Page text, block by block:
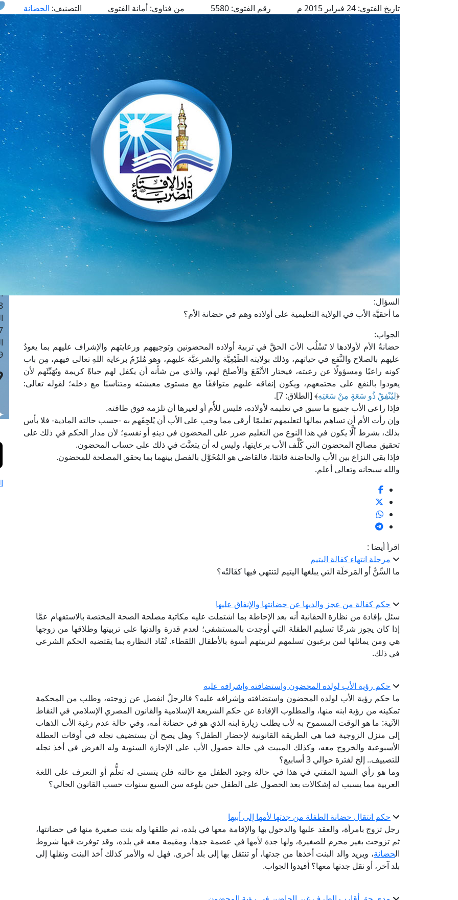
تاريخ الفتوى: رقم الفتوى: من فتاوى: أمانة الفتوى التصنيف: الحضانة
السؤال:
ما أحقيَّة الأب في الولاية التعليمية على أولاده وهم في حضانة الأم؟
الجواب:
حضانةُ الأم لأولادها لا تَسْلُب الأبَ الحقَّ في تربية أولاده المحضونين وتوجيههم ورعايتهم والإشراف عليهم بما يعودُ
عليهم بالصلاح والنَّفع في حياتهم، وذلك بولايته الطَبْعِيَّة والشرعيَّة عليهم، وهو مُلزَمٌ برعاية اللهِ تعالى فيهم، مِن باب
كونه راعيًا ومسؤولًا عن رعيته، فيختار الأنْفَعَ والأصلحَ لهم، والذي من شأنه أن يكفل لهم حياةً كريمة ويُهَيِّئَهم لأن
يعودوا بالنفع على مجتمعهم، ويكون إنفاقه عليهم متوافقًا مع مستوى معيشته ومتناسبًا مع دخله؛ لقوله تعالى:
﴿لِيُنْفِقْ ذُو سَعَةٍ مِنْ سَعَتِهِ﴾ [الطلاق: 7].
فإذا راعى الأب جميع ما سبق في تعليمه لأولاده، فليس للأُم أو لغيرها أن تلزمه فوق طاقته.
وإن رأت الأم أن تساهم بمالها لتعليمهم تعليمًا أرقى مما وجب على الأب أن يُلحِقَهم به -حسب حالته المادية- فلا بأس
بذلك، بشرط ألَّا يكون في هذا النوع من التعليم ضرر على المحضون في دينهِ أو نفسهِ؛ لأن مدار الحكم في ذلك على
تحقيق مصالح المحضون التي كُلِّف الأب برعايتها، وليس له أن يتعنَّتَ في ذلك على حساب المحضون.
فإذا بقي النزاع بين الأب والحاضنة قائمًا، فالقاضي هو المُخَوَّل بالفصل بينهما بما يحقق المصلحة للمحضون.
والله سبحانه وتعالى أعلم.
اقرأ أيضا :
مرحلة انتهاء كفالة اليتيم
ما السِّنُّ أو المَرحَلَة التي يبلغها اليتيم لتنتهي فيها كفَالتُه؟
حكم كفالة من عجز والديها عن حضانتها والإنفاق عليها
سئل بإفادة من نظارة الحقانية أنه بعد الإحاطة بما اشتملت عليه مكاتبة مصلحة الصحة المختصة بالاستفهام عمَّا
إذا كان يجوز شرعًا تسليم الطفلة التي أوجدت بالمستشفى؛ لعدم قدرة والدتها على تربيتها وطلاقها من زوجها
هي ومن يماثلها لمن يرغبون تسلمهم لتربيتهم أسوة بالأطفال اللقطاء. تُفَاد النظارة بما يقتضيه الحكم الشرعي
في ذلك.
حكم رؤية الأب لولده المحضون واستضافته وإشرافه عليه
ما حكم رؤية الأب لولده المحضون واستضافته وإشرافه عليه؟ فالرجلٌ انفصل عن زوجته، وطلب من المحكمة
تمكينه من رؤية ابنه منها، والمطلوب الإفادة عن حكم الشريعة الإسلامية والقانون المصري الإسلامي في النقاط
الآتية: ما هو الوقت المسموح به لأب يطلب زيارة ابنه الذي هو في حضانة أمه، وفي حالة عدم رغبة الأب الذهاب
إلى منزل الزوجية فما هي الطريقة القانونية لإحضار الطفل؟ وهل يصح أن يستضيف نجله في أوقات العطلة
الأسبوعية والخروج معه، وكذلك المبيت في حالة حصول الأب على الإجازة السنوية وله الغرض في أخذ نجله
للتصييف.. إلخ لفترة حوالي 3 أسابيع؟
وما هو رأي السيد المفتي في هذا في حالة وجود الطفل مع خالته فلن يتسنى له تعلُّم أو التعرف على اللغة
العربية مما يسبب له إشكالات بعد الحصول على الطفل حين بلوغه سن السبع سنوات حسب القانون الحالي؟
حكم انتقال حضانة الطفلة من جدتها لأمها إلى أبيها
رجل تزوج بامرأة، والعقد عليها والدخول بها والإقامة معها في بلده، ثم طلقها وله بنت صغيرة منها في حضانتها،
ثم تزوجت بغير محرم للصغيرة، ولها جدة لأمها في عصمة جدها، ومقيمة معه في بلده، وقد توفرت فيها شروط
الحضانة، ويريد والد البنت أخذها من جدتها، أو تنتقل بها إلى بلد أخرى. فهل له والأمر كذلك أخذ البنت ونقلها إلى
بلد آخر، أو نقل جدتها معها؟ أفيدوا الجواب.